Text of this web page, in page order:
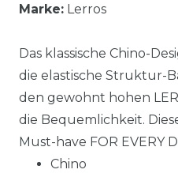
Marke: Lerros
Das klassische Chino-
die elastische Struktur-
den gewohnt hohen
die Bequemlichkeit.
Must-have FOR EVERY
Chino